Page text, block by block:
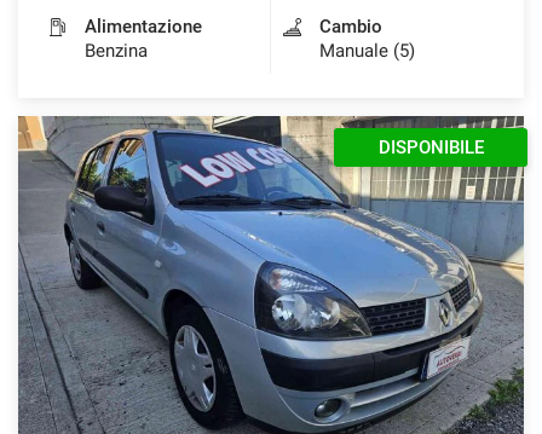
Alimentazione
Benzina
Cambio
Manuale (5)
DISPONIBILE